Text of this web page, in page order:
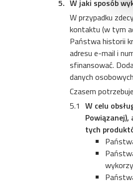
W jaki sposób
W przypadku
kontaktu (w tym
Państwa historii
adresu e-mail i
sfinansować.
danych
Czasem
W celu
tych